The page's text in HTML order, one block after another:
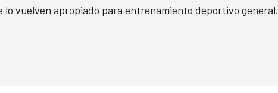
vuelven apropiado para entrenamiento deportivo general.